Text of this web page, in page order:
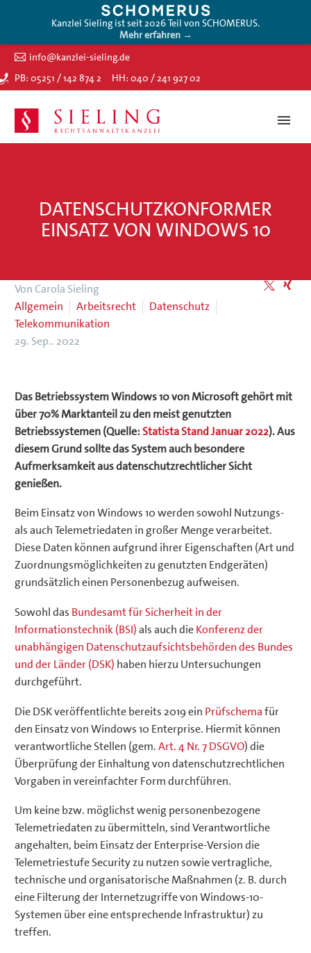
Kanzlei Sieling ist seit 2026 Teil von SCHOMERUS.
Mehr erfahren →
info@kanzlei-sieling.de
PB: 05251 / 142 874 2
HH: 040 / 241 927 02
DATENSCHUTZKONFORMER
EINSATZ VON WINDOWS 10
Von Carola Sieling
Allgemein
Arbeitsrecht
Datenschutz
Telekommunikation
29. Sep.. 2022
Das Betriebssystem Windows 10 von Microsoft gehört mit
über 70% Marktanteil zu den meist genutzten
Betriebssystemen (Quelle:Statista Stand Januar 2022). Aus
diesem Grund sollte das System auch besondere
Aufmerksamkeit aus datenschutzrechtlicher Sicht
genießen.
Beim Einsatz von Windows 10 werden sowohl Nutzungs-
als auch Telemetriedaten in großer Menge verarbeitet.
Diese Daten können aufgrund ihrer Eigenschaften (Art und
Zuordnungsmöglichkeiten zu genutzten Endgeräten)
grundsätzlich einen Personenbezug aufweisen.
Sowohl das Bundesamt für Sicherheit in der
Informationstechnik (BSI)als auch dieKonferenz der
unabhängigen Datenschutzaufsichtsbehörden des Bundes
und der Länder (DSK) haben hierzu Untersuchungen
durchgeführt.
Die DSK veröffentlichte bereits 2019 ein Prüfschemafür
den Einsatz von Windows 10 Enterprise. Hiermit können
verantwortliche Stellen (gem.Art. 4 Nr. 7 DSGVO) die
Überprüfung der Einhaltung von datenschutzrechtlichen
Vorgaben in vereinfachter Form durchführen.
Um keine bzw. möglichst wenig personenbezogene
Telemetriedaten zu übermitteln, sind Verantwortliche
angehalten, beim Einsatz der Enterprise-Version die
Telemetriestufe Security zu nutzen sowie vertragliche,
technische und organisatorische Maßnahmen (z. B. durch
eine Filterung der Internetzugriffe von Windows-10-
Systemen über eine entsprechende Infrastruktur) zu
treffen.